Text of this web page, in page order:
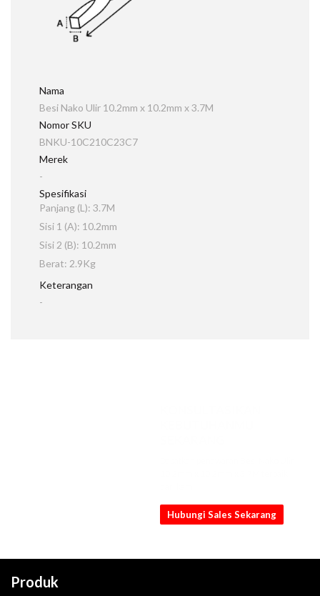
Nama
Besi Nako Ulir 10.2mm x 10.2mm x 3.7M
Nomor SKU
BNKU-10C210C23C7
Merek
-
Spesifikasi
Panjang (L): 3.7M
Sisi 1 (A): 10.2mm
Sisi 2 (B): 10.2mm
Berat: 2.9Kg
Keterangan
-
Hubungi Sales Sekarang
Produk